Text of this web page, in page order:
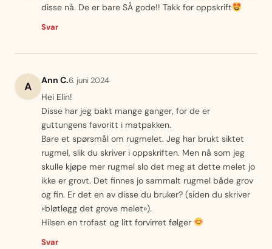
disse nå. De er bare SÅ gode!! Takk for oppskrift
Svar
A Ann C.6. juni 2024
Hei Elin!
Disse har jeg bakt mange ganger, for de er
guttungens favoritt i matpakken.
Bare et spørsmål om rugmelet. Jeg har brukt siktet
rugmel, slik du skriver i oppskriften. Men nå som jeg
skulle kjøpe mer rugmel slo det meg at dette melet jo
ikke er grovt. Det finnes jo sammalt rugmel både grov
og fin. Er det en av disse du bruker? (siden du skriver
«bløtlegg det grove melet»).
Hilsen en trofast og litt forvirret følger
Svar